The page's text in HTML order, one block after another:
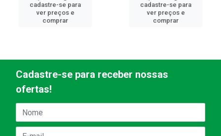
cadastre-se para
ver preços e
comprar
cadastre-se para
ver preços e
comprar
Cadastre-se para receber nossas
ofertas!